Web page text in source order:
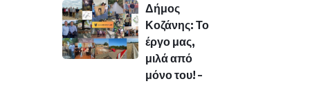
Δήμος
Κοζάνης: Το
έργο μας,
μιλά από
μόνο του! –